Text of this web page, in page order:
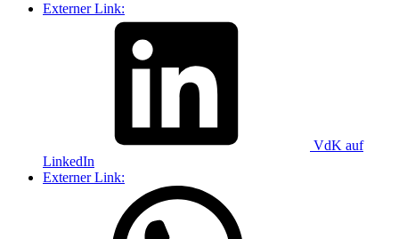
Externer Link:
VdK auf
LinkedIn
Externer Link: